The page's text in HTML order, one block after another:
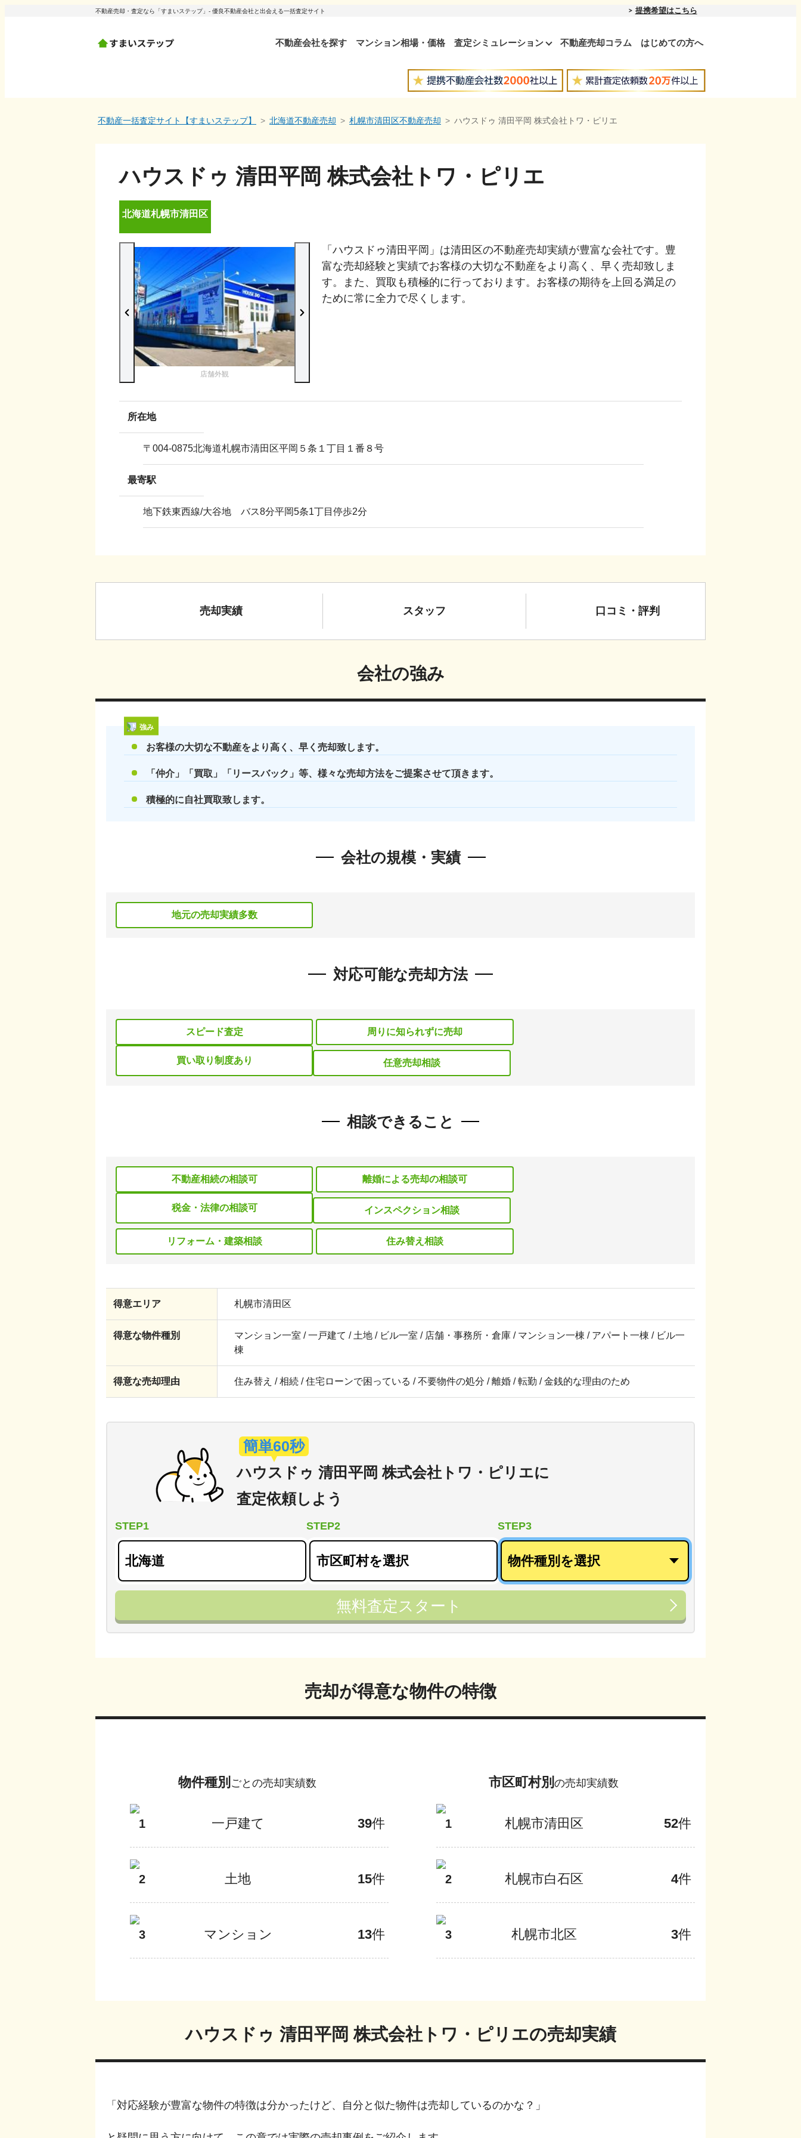
不動産売却・査定なら「すまいステップ」- 優良不動産会社と出会える一括査定サイト 提携希望はこちら
不動産会社を探す マンション相場・価格 査定シミュレーション 不動産売却コラム はじめての方へ
不動産一括査定サイト【すまいステップ】 北海道不動産売却 札幌市清田区不動産売却 ハウスドゥ 清田平岡 株式会社トワ・ピリエ
ハウスドゥ 清田平岡 株式会社トワ・ピリエ
北海道札幌市清田区
店舗外観
「ハウスドゥ清田平岡」は清田区の不動産売却実績が豊富な会社です。豊
富な売却経験と実績でお客様の大切な不動産をより高く、早く売却致しま
す。また、買取も積極的に行っております。お客様の期待を上回る満足の
ために常に全力で尽くします。
所在地
〒 004-0875北海道札幌市清田区平岡５条１丁目１番８号
最寄駅
地下鉄東西線/大谷地 バス8分平岡5条1丁目停歩2分
売却実績 スタッフ 口コミ・評判
会社の強み
強み
お客様の大切な不動産をより高く、早く売却致します。
「仲介」「買取」「リースバック」等、様々な売却方法をご提案させて頂きます。
積極的に自社買取致します。
会社の規模・実績
地元の売却実績多数
対応可能な売却方法
スピード査定 周りに知られずに売却
買い取り制度あり 任意売却相談
相談できること
不動産相続の相談可 離婚による売却の相談可
税金・法律の相談可 インスペクション相談
リフォーム・建築相談 住み替え相談
得意エリア 札幌市清田区
得意な物件種別
マンション一室 / 一戸建て / 土地 / ビル一室 / 店舗・事務所・倉庫 / マンション一棟 / アパート一棟 / ビル一
棟
得意な売却理由 住み替え / 相続 / 住宅ローンで困っている / 不要物件の処分 / 離婚 / 転勤 / 金銭的な理由のため
簡単60秒
ハウスドゥ 清田平岡 株式会社トワ・ピリエに
査定依頼しよう
STEP1 STEP2 STEP3
無料査定スタート
売却が得意な物件の特徴
物件種別 ごとの売却実績数
1 一戸建て 39件
2 土地 15件
3 マンション 13件
市区町村別 の売却実績数
1 札幌市清田区 52件
2 札幌市白石区 4件
3 札幌市北区 3件
ハウスドゥ 清田平岡 株式会社トワ・ピリエの売却実績
「対応経験が豊富な物件の特徴は分かったけど、自分と似た物件は売却しているのかな？」